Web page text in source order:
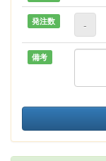
発注数 -
備考